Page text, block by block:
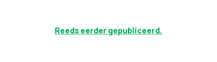
Reeds eerder gepubliceerd.